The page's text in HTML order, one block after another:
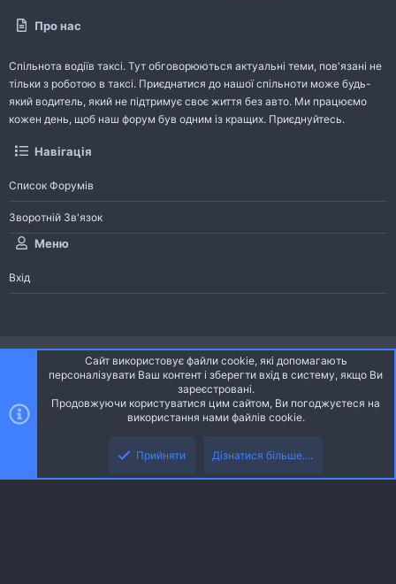
Про нас
Спільнота водіїв таксі. Тут обговорюються актуальні теми, пов'язані не
тільки з роботою в таксі. Приєднатися до нашої спільноти може будь-
який водитель, який не підтримує своє життя без авто. Ми працюємо
кожен день, щоб наш форум був одним із кращих. Приєднуйтесь.
Навігація
Список Форумів
Зворотній Зв'язок
Меню
Вхід
Ніч
Українська (UA)
S
Community platform by XenForo® © 2010-2026 XenForo Ltd.
Community platform by XenForo © 2010-2022 XenForo Ltd. | dev: Pages
Сайт використовує файли cookie, які допомагають
персоналізувати Ваш контент і зберегти вхід в систему, якщо Ви
зареєстровані.
Продовжуючи користуватися цим сайтом, Ви погоджуєтеся на
використання нами файлів cookie.
Прийняти Дізнатися більше....